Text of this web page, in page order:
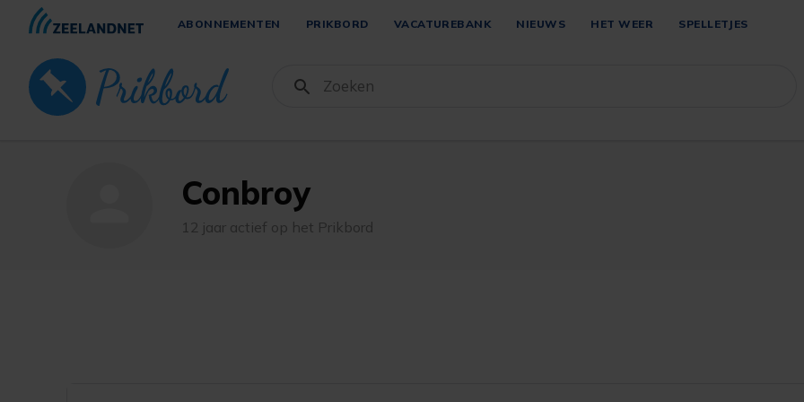
ABONNEMENTEN PRIKBORD VACATUREBANK NIEUWS HET WEER SPELLETJES
Conbroy
12 jaar actief op het Prikbord